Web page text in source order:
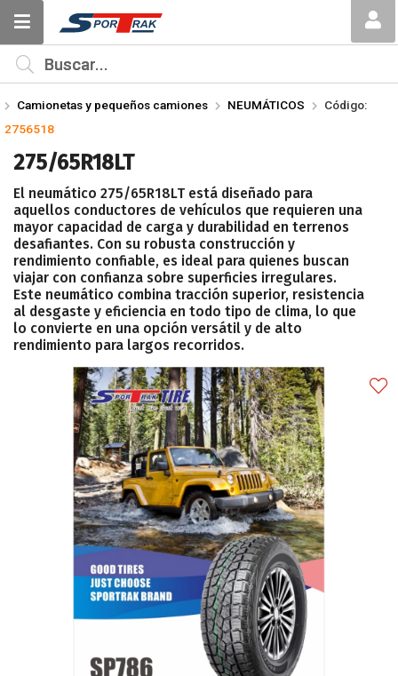
Compartir por email
Enviar
MI COMPRA
Camionetas y pequeños camiones NEUMÁTICOS
Código:
2756518
275/65R18LT
El neumático 275/65R18LT está diseñado para
aquellos conductores de vehículos que requieren una
mayor capacidad de carga y durabilidad en terrenos
desafiantes. Con su robusta construcción y
rendimiento confiable, es ideal para quienes buscan
viajar con confianza sobre superficies irregulares.
Este neumático combina tracción superior, resistencia
al desgaste y eficiencia en todo tipo de clima, lo que
lo convierte en una opción versátil y de alto
rendimiento para largos recorridos.